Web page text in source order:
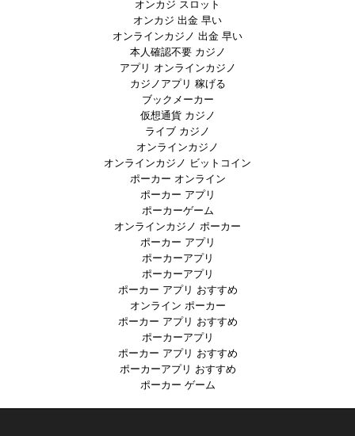
オンカジ スロット
オンカジ 出金 早い
オンラインカジノ 出金 早い
本人確認不要 カジノ
アプリ オンラインカジノ
カジノアプリ 稼げる
ブックメーカー
仮想通貨 カジノ
ライブ カジノ
オンラインカジノ
オンラインカジノ ビットコイン
ポーカー オンライン
ポーカー アプリ
ポーカーゲーム
オンラインカジノ ポーカー
ポーカー アプリ
ポーカーアプリ
ポーカーアプリ
ポーカー アプリ おすすめ
オンライン ポーカー
ポーカー アプリ おすすめ
ポーカーアプリ
ポーカー アプリ おすすめ
ポーカーアプリ おすすめ
ポーカー ゲーム